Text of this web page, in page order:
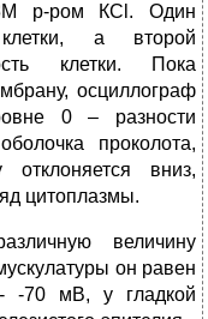
р-ром КСl. Один
а второй
клетки. Пока
осциллограф
0 – разности
проколота,
отклоняется вниз,
цитоплазмы.
величину
он равен
-70 мВ, у гладкой